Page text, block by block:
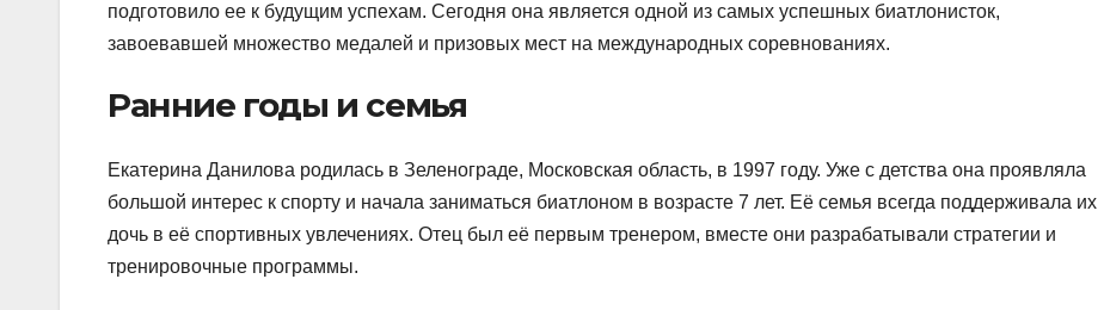
подготовило ее к будущим успехам. Сегодня она является одной из самых успешных биатлонисток,
завоевавшей множество медалей и призовых мест на международных соревнованиях.
Ранние годы и семья
Екатерина Данилова родилась в Зеленограде, Московская область, в 1997 году. Уже с детства она проявляла
большой интерес к спорту и начала заниматься биатлоном в возрасте 7 лет. Её семья всегда поддерживала их
дочь в её спортивных увлечениях. Отец был её первым тренером, вместе они разрабатывали стратегии и
тренировочные программы.